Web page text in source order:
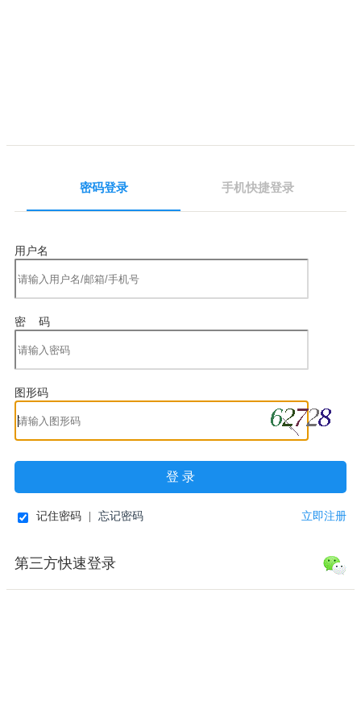
密码登录 手机快捷登录
用户名
密 码
图形码
登 录
记住密码 忘记密码 立即注册
第三方快速登录